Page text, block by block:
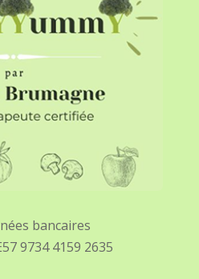
bancaires
9734 4159 2635